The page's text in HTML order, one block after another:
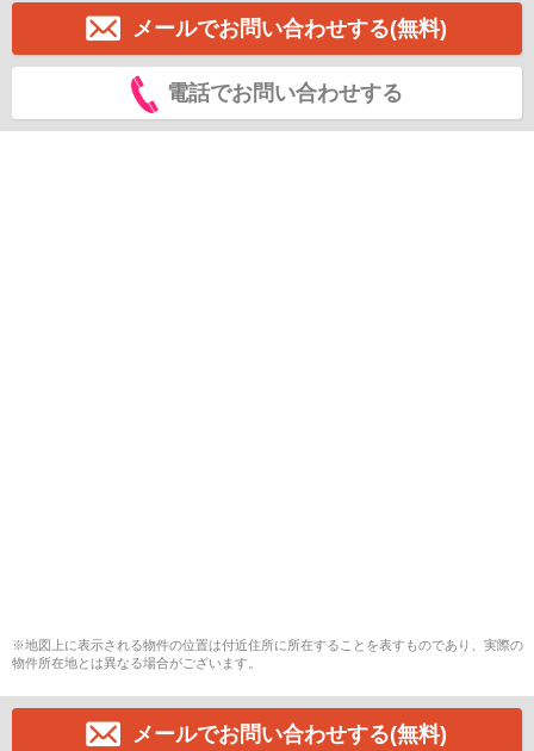
メールでお問い合わせする(無料)
電話でお問い合わせする
※地図上に表示される物件の位置は付近住所に所在することを表すものであり、実際の
物件所在地とは異なる場合がございます。
メールでお問い合わせする(無料)